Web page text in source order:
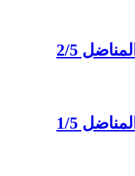
2/5
1/5